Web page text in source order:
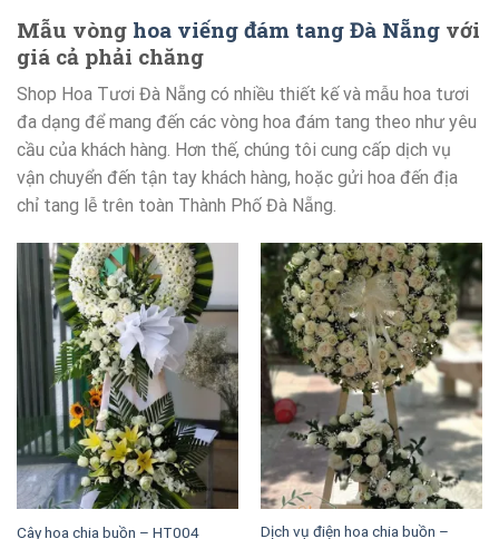
Mẫu vòng hoa viếng đám tang Đà Nẵng với
giá cả phải chăng
Shop Hoa Tươi Đà Nẵng có nhiều thiết kế và mẫu hoa tươi
đa dạng để mang đến các vòng hoa đám tang theo như yêu
cầu của khách hàng. Hơn thế, chúng tôi cung cấp dịch vụ
vận chuyển đến tận tay khách hàng, hoặc gửi hoa đến địa
chỉ tang lễ trên toàn Thành Phố Đà Nẵng.
Cây hoa chia buồn – HT004
Dịch vụ điện hoa chia buồn –